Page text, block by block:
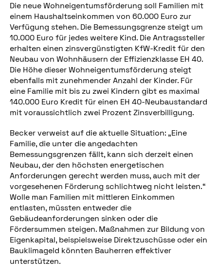
Die neue Wohneigentumsförderung soll Familien mit
einem Haushaltseinkommen von 60.000 Euro zur
Verfügung stehen. Die Bemessungsgrenze steigt um
10.000 Euro für jedes weitere Kind. Die Antragssteller
erhalten einen zinsvergünstigten KfW-Kredit für den
Neubau von Wohnhäusern der Effizienzklasse EH 40.
Die Höhe dieser Wohneigentumsförderung steigt
ebenfalls mit zunehmender Anzahl der Kinder. Für
eine Familie mit bis zu zwei Kindern gibt es maximal
140.000 Euro Kredit für einen EH 40-Neubaustandard
mit voraussichtlich zwei Prozent Zinsverbilligung.
Becker verweist auf die aktuelle Situation: „Eine
Familie, die unter die angedachten
Bemessungsgrenzen fällt, kann sich derzeit einen
Neubau, der den höchsten energetischen
Anforderungen gerecht werden muss, auch mit der
vorgesehenen Förderung schlichtweg nicht leisten.“
Wolle man Familien mit mittleren Einkommen
entlasten, müssten entweder die
Gebäudeanforderungen sinken oder die
Fördersummen steigen. Maßnahmen zur Bildung von
Eigenkapital, beispielsweise Direktzuschüsse oder ein
Bauklimageld könnten Bauherren effektiver
unterstützen.